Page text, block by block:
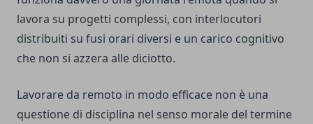
lavora su progetti complessi, con interlocutori
distribuiti su fusi orari diversi e un carico cognitivo
che non si azzera alle diciotto.
Lavorare da remoto in modo efficace non è una
questione di disciplina nel senso morale del termine